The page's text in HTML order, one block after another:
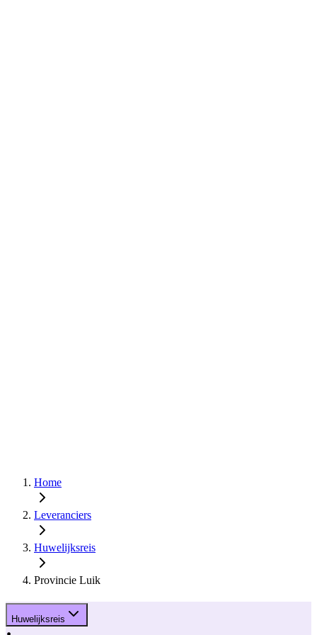
Home
Leveranciers
Huwelijksreis
Provincie Luik
Huwelijksreis